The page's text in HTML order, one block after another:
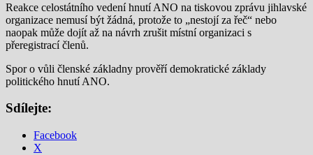
Reakce celostátního vedení hnutí ANO na tiskovou zprávu jihlavské
organizace nemusí být žádná, protože to „nestojí za řeč“ nebo
naopak může dojít až na návrh zrušit místní organizaci s
přeregistrací členů.
Spor o vůli členské základny prověří demokratické základy
politického hnutí ANO.
Sdílejte:
Facebook
X